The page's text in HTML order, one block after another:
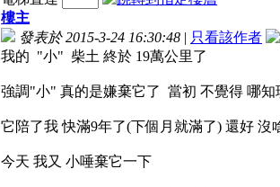
樓主
發表於 2015-3-24 16:30:48 | 只看該作者
我的 "小" 柴土 終於 19萬公里了
強調"小" 真的是嫌棄它了 當初 不覺得 哪知
它陪了我 快滿9年了(下個月就滿了) 還好
今天 我又 小唾棄它一下